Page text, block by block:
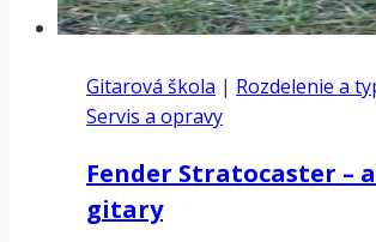
Gitarová škola | Rozdelenie a
Servis a opravy
Fender Stratocaster –
gitary